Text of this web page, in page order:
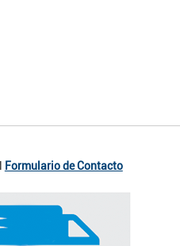
Formulario de Contacto